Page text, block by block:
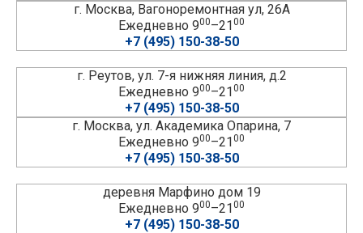
г. Москва, Вагоноремонтная ул, 26А
Ежедневно 900–2100
+7 (495) 150-38-50
г. Реутов, ул. 7-я нижняя линия, д.2
Ежедневно 900–2100
+7 (495) 150-38-50
г. Москва, ул. Академика Опарина, 7
Ежедневно 900–2100
+7 (495) 150-38-50
деревня Марфино дом 19
Ежедневно 900–2100
+7 (495) 150-38-50